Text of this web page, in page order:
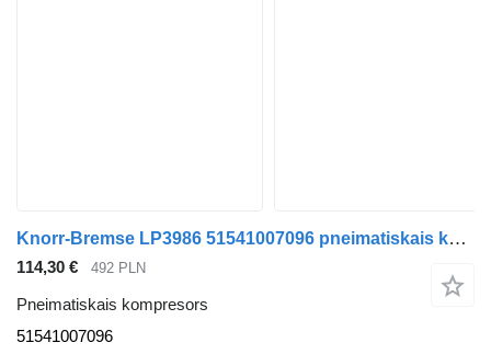
Knorr-Bremse LP3986 51541007096 pneimatiskais kompresors paredzēts MAN TGA TGX kravas automašīnas
114,30 € 492 PLN
Pneimatiskais kompresors
51541007096